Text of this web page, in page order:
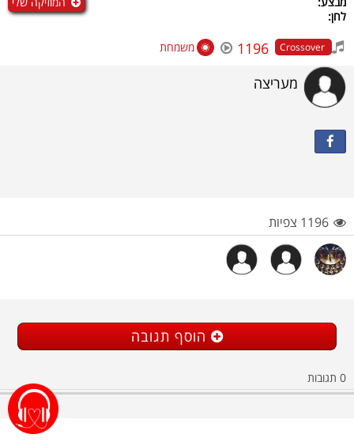
לחן:
Crossover
1196 משמחת
מעריצה
1196 צפיות
הוסף תגובה
0 תגובות